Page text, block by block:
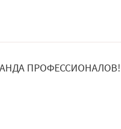
ПРОФЕССИОНАЛОВ!